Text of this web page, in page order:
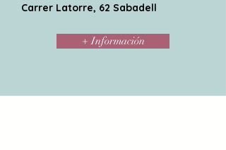
Carrer Latorre, 62 Sabadell
+ Información